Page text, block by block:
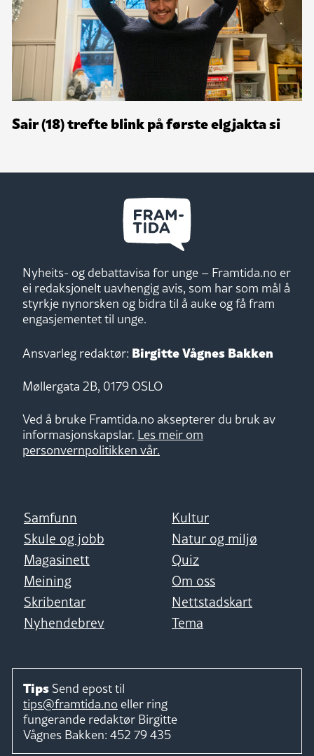
Sair (18) trefte blink på første elgjakta si
Nyheits- og debattavisa for unge – Framtida.no er
ei redaksjonelt uavhengig avis, som har som mål å
styrkje nynorsken og bidra til å auke og få fram
engasjementet til unge.
Ansvarleg redaktør: Birgitte Vågnes Bakken
Møllergata 2B, 0179 OSLO
Ved å bruke Framtida.no aksepterer du bruk av
informasjonskapslar. Les meir om
personvernpolitikken vår.
Samfunn
Kultur
Skule og jobb
Natur og miljø
Magasinett
Quiz
Meining
Om oss
Skribentar
Nettstadskart
Nyhendebrev
Tema
Tips Send epost til
tips@framtida.no eller ring
fungerande redaktør Birgitte
Vågnes Bakken: 452 79 435